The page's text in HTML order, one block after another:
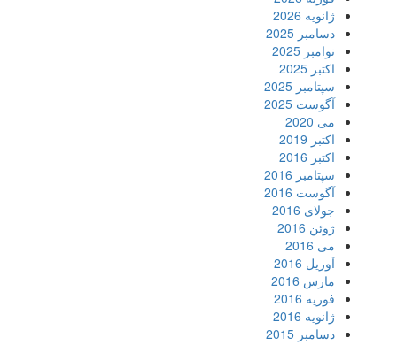
ژانویه 2026
دسامبر 2025
نوامبر 2025
اکتبر 2025
سپتامبر 2025
آگوست 2025
می 2020
اکتبر 2019
اکتبر 2016
سپتامبر 2016
آگوست 2016
جولای 2016
ژوئن 2016
می 2016
آوریل 2016
مارس 2016
فوریه 2016
ژانویه 2016
دسامبر 2015